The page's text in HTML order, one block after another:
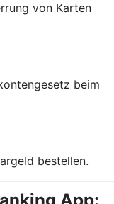
von Karten
beim
bestellen.